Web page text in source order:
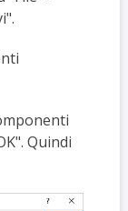
Quindi